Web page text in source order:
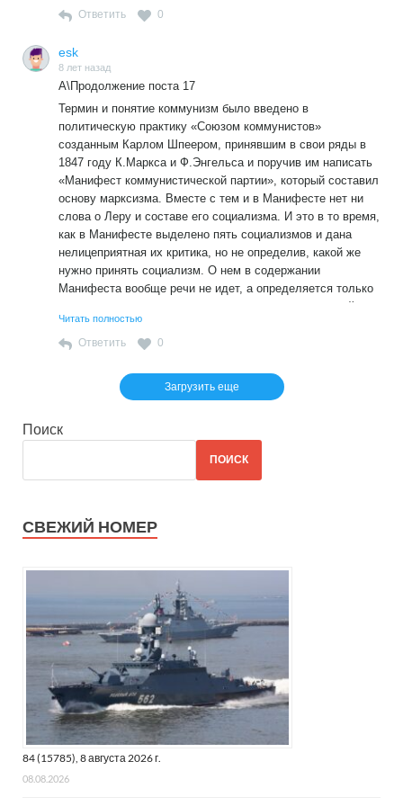
PravdaG 125 18
“Коммунистам предстоит противодействовать как
политическому манипулированию рабочими, народными
массами по поводу отказа от исторической миссии
рабочего класса, так и политическим решениям в пользу
участия в управлении в рамках капиталистической
Ответить 0
esk
8 лет назад
А\Продолжение поста 17
Термин и понятие коммунизм было введено в
политическую практику «Союзом коммунистов»
созданным Карлом Шпеером, принявшим в свои ряды в
1847 году К.Маркса и Ф.Энгельса и поручив им написать
«Манифест коммунистической партии», который составил
основу марксизма. Вместе с тем и в Манифесте нет ни
слова о Леру и составе его социализма. И это в то время,
как в Манифесте выделено пять социализмов и дана
нелицеприятная их критика, но не определив, какой же
нужно принять социализм. О нем в содержании
Манифеста вообще речи не идет, а определяется только
задача преобразования производственных отношений при
которых предлагалось вырвать «щаг за шагом» капитал
из рук буржуазии, допуская при этом собственность,
Читать полностью
Ответить 0
Загрузить еще
Поиск
ПОИСК
СВЕЖИЙ НОМЕР
84 (15785), 8 августа 2026 г.
08.08.2026